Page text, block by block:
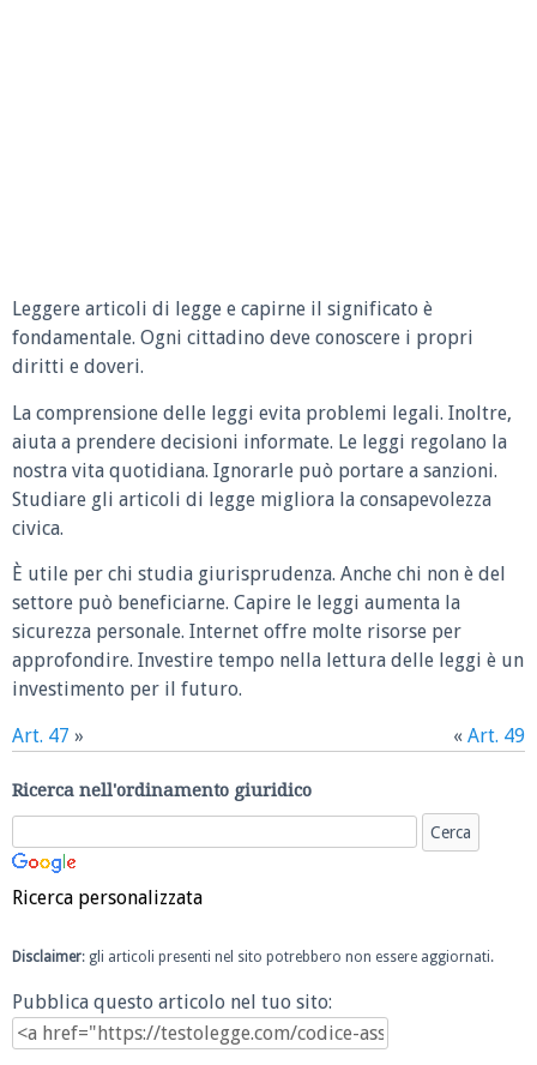
Leggere articoli di legge e capirne il significato è
fondamentale. Ogni cittadino deve conoscere i propri
diritti e doveri.
La comprensione delle leggi evita problemi legali. Inoltre,
aiuta a prendere decisioni informate. Le leggi regolano la
nostra vita quotidiana. Ignorarle può portare a sanzioni.
Studiare gli articoli di legge migliora la consapevolezza
civica.
È utile per chi studia giurisprudenza. Anche chi non è del
settore può beneficiarne. Capire le leggi aumenta la
sicurezza personale. Internet offre molte risorse per
approfondire. Investire tempo nella lettura delle leggi è un
investimento per il futuro.
Art. 47 » « Art. 49
Ricerca nell'ordinamento giuridico
Ricerca personalizzata
Disclaimer: gli articoli presenti nel sito potrebbero non essere aggiornati.
Pubblica questo articolo nel tuo sito: